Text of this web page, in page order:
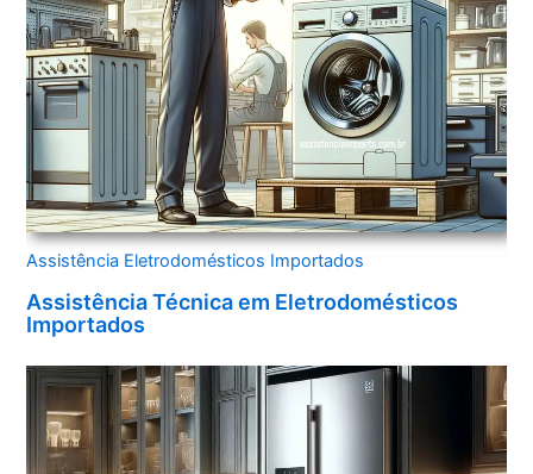
Assistência Eletrodomésticos Importados
Assistência Técnica em Eletrodomésticos
Importados